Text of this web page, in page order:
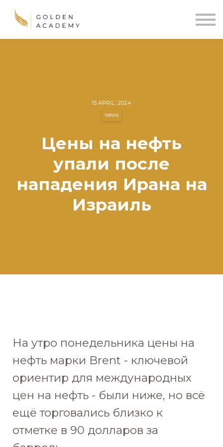
15 APRIL, 2024
news
Цены на нефть
упали после
нападения Ирана на
Израиль
На утро понедельника цены на
нефть марки Brent - ключевой
ориентир для международных
цен на нефть - были ниже, но всё
ещё торговались близко к
отметке в 90 долларов за